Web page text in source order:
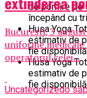
de pornire
începând cu
Husa Yoga
estimativ de
fie disponibilă
Husa Yoga
estimativ de
fie disponibilă
București, 3
uniforme medicale
operatorul celei...
Uncategorizedo